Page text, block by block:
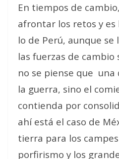
En tiempos de
afrontar los retos y es
lo de Perú, aunque
las fuerzas de cambio
no se piense que una
la guerra, sino el
contienda por
ahí está el caso de
tierra para los
porfirismo y los